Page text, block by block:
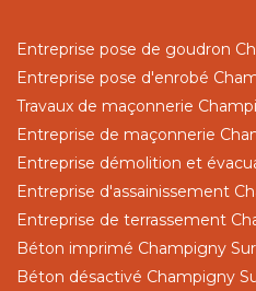
Entreprise pose de goudron
Entreprise pose d'enrobé
Travaux de maçonnerie
Entreprise de maçonnerie
Entreprise démolition et
Entreprise d'assainissement
Entreprise de terrassement
Béton imprimé Champigny
Béton désactivé Champigny